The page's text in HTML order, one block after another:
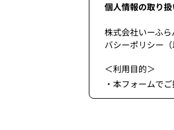
個人情報の取り
株式会社いーふ
バシーポリシー
＜利用目的＞
・本フォームで
・当個人情報は